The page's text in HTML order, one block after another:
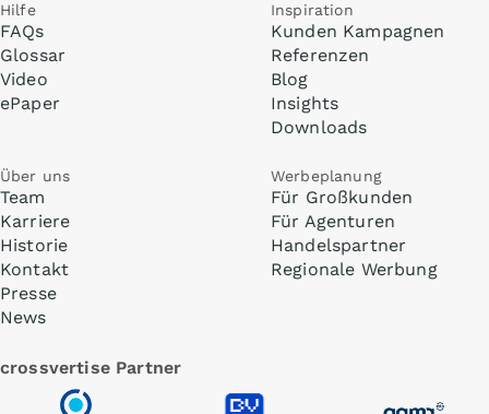
Hilfe
FAQs
Glossar
Video
ePaper
Inspiration
Kunden Kampagnen
Referenzen
Blog
Insights
Downloads
Über uns
Team
Karriere
Historie
Kontakt
Presse
News
Werbeplanung
Für Großkunden
Für Agenturen
Handelspartner
Regionale Werbung
crossvertise Partner